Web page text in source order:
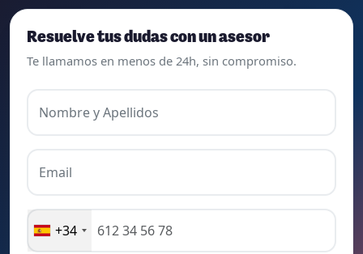
Resuelve tus dudas con un asesor
Te llamamos en menos de 24h, sin compromiso.
Nombre y Apellidos
Email
+34